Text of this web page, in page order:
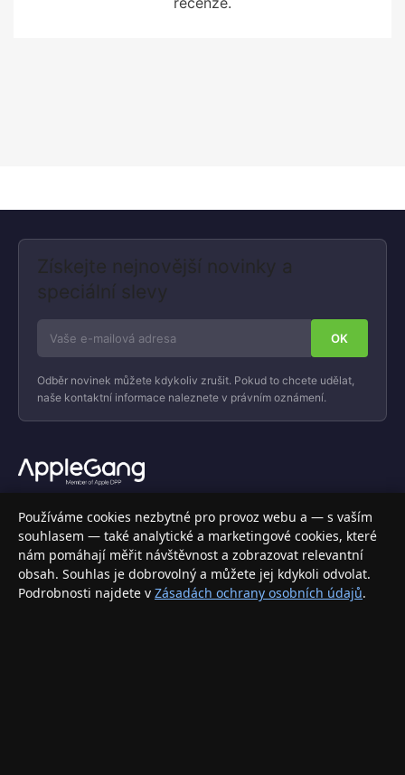
Získejte nejnovější novinky a
speciální slevy
Odběr novinek můžete kdykoliv zrušit. Pokud to chcete udělat,
naše kontaktní informace naleznete v právním oznámení.
Váš specializovaný obchod s Apple produkty, příslušenstvím a
elektronikou. Nakupujte bezpečně a s jistotou.
INFORMACE
Doprava a doručení
Používáme cookies nezbytné pro provoz webu a — s vaším
souhlasem — také analytické a marketingové cookies, které
nám pomáhají měřit návštěvnost a zobrazovat relevantní
obsah. Souhlas je dobrovolný a můžete jej kdykoli odvolat.
Podrobnosti najdete v Zásadách ochrany osobních údajů.